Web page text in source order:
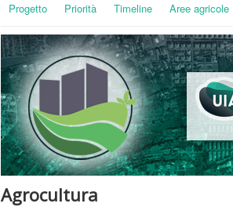
Progetto Priorità Timeline Aree agricole
Agrocultura